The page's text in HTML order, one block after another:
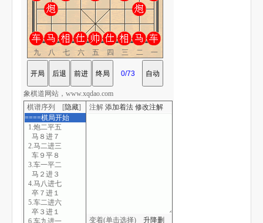
九八七六五四三二一
棋谱序列 [隐藏]
====棋局开始
1.炮二平五
马８进７
2.马二进三
车９平８
3.车一平二
马２进３
4.马八进七
卒７进１
5.车二进六
卒３进１
6.车九进一
注解 添加着法 修改注解
变着(单击选择) 升降删
象棋道网站，www.xqdao.com